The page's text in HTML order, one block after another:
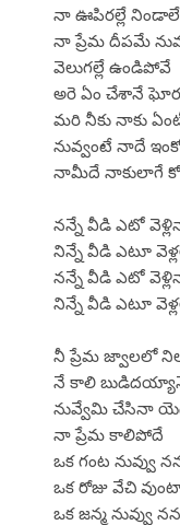
నా ఊపిరల్లే నిండాలే
నా ప్రేమ దీపమే
వెలుగల్లే ఉండిపోవే
అరె ఏం చేశానే
మరి నీకు నాకు
నువ్వంటే నాదే
నామీదే నాకులాగే
నన్నే వీడి ఎటో
నిన్నే వీడి ఎటూ
నన్నే వీడి ఎటో
నిన్నే వీడి ఎటూ
నీ ప్రేమ జ్వాలలో
నే కాలి
నువ్వేమి చేసినా
నా ప్రేమ కాలిపోదే
ఒక గంట నువ్వు
ఒక రోజు వేచి
ఒక జన్మ నువ్వు